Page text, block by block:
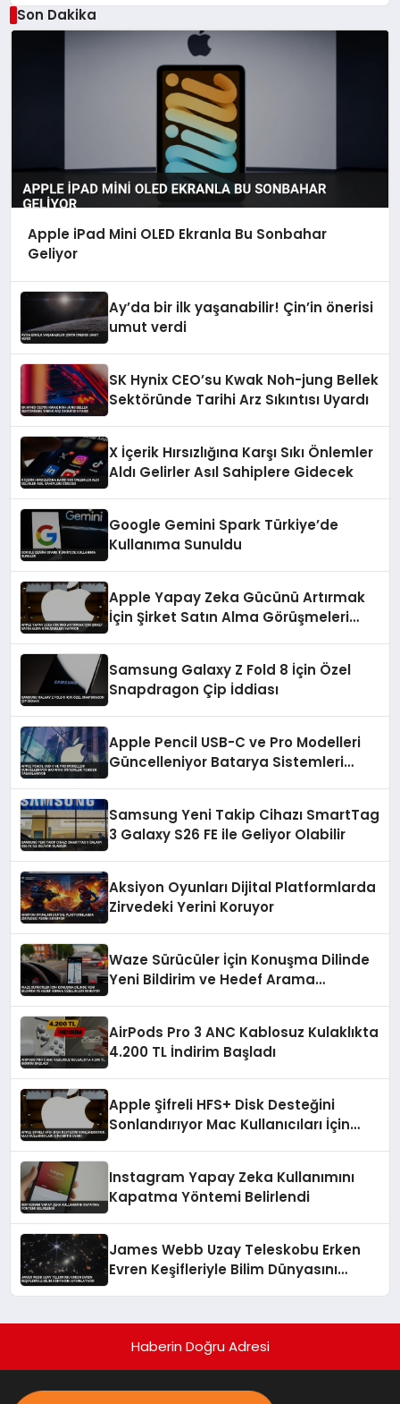
Son Dakika
Apple iPad Mini OLED Ekranla Bu Sonbahar
Geliyor
Ay’da bir ilk yaşanabilir! Çin’in önerisi
umut verdi
SK Hynix CEO’su Kwak Noh-jung Bellek
Sektöründe Tarihi Arz Sıkıntısı Uyardı
X İçerik Hırsızlığına Karşı Sıkı Önlemler
Aldı Gelirler Asıl Sahiplere Gidecek
Google Gemini Spark Türkiye’de
Kullanıma Sunuldu
Apple Yapay Zeka Gücünü Artırmak
İçin Şirket Satın Alma Görüşmeleri
Samsung Galaxy Z Fold 8 İçin Özel
Snapdragon Çip İddiası
Apple Pencil USB-C ve Pro Modelleri
Güncelleniyor Batarya Sistemleri
Samsung Yeni Takip Cihazı SmartTag
3 Galaxy S26 FE ile Geliyor Olabilir
Aksiyon Oyunları Dijital Platformlarda
Zirvedeki Yerini Koruyor
Waze Sürücüler İçin Konuşma Dilinde
Yeni Bildirim ve Hedef Arama
AirPods Pro 3 ANC Kablosuz Kulaklıkta
4.200 TL İndirim Başladı
Apple Şifreli HFS+ Disk Desteğini
Sonlandırıyor Mac Kullanıcıları İçin
Instagram Yapay Zeka Kullanımını
Kapatma Yöntemi Belirlendi
James Webb Uzay Teleskobu Erken
Evren Keşifleriyle Bilim Dünyasını
Haberin Doğru Adresi